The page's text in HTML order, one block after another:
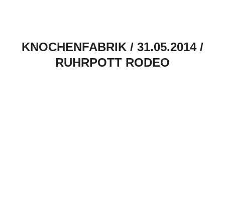
KNOCHENFABRIK / 31.05.2014 /
RUHRPOTT RODEO